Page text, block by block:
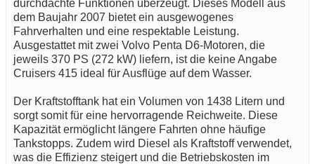
durchdachte Funktionen überzeugt. Dieses Modell aus
dem Baujahr 2007 bietet ein ausgewogenes
Fahrverhalten und eine respektable Leistung.
Ausgestattet mit zwei Volvo Penta D6-Motoren, die
jeweils 370 PS (272 kW) liefern, ist die keine Angabe
Cruisers 415 ideal für Ausflüge auf dem Wasser.
Der Kraftstofftank hat ein Volumen von 1438 Litern und
sorgt somit für eine hervorragende Reichweite. Diese
Kapazität ermöglicht längere Fahrten ohne häufige
Tankstopps. Zudem wird Diesel als Kraftstoff verwendet,
was die Effizienz steigert und die Betriebskosten im